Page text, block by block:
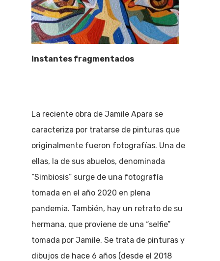
Instantes fragmentados
La reciente obra de Jamile Apara se
caracteriza por tratarse de pinturas que
originalmente fueron fotografías. Una de
ellas, la de sus abuelos, denominada
“Simbiosis” surge de una fotografía
tomada en el año 2020 en plena
pandemia. También, hay un retrato de su
hermana, que proviene de una “selfie”
tomada por Jamile. Se trata de pinturas y
dibujos de hace 6 años (desde el 2018